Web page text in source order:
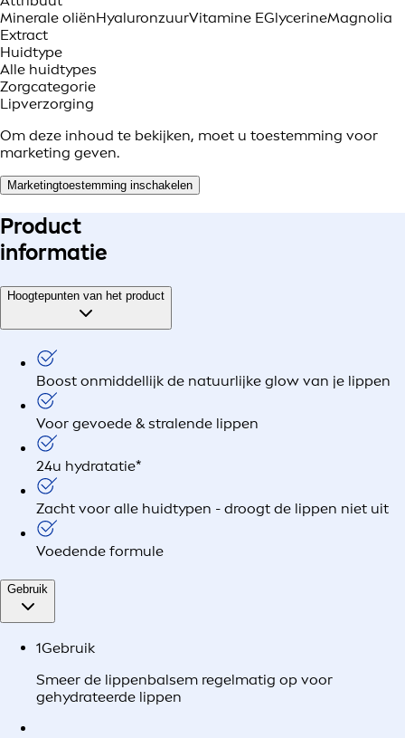
Minerale oliënHyaluronzuurVitamine EGlycerineMagnolia
Extract
Huidtype
Alle huidtypes
Zorgcategorie
Lipverzorging
Om deze inhoud te bekijken, moet u toestemming voor
marketing geven.
Marketingtoestemming inschakelen
Product
informatie
Hoogtepunten van het product
Boost onmiddellijk de natuurlijke glow van je lippen
Voor gevoede & stralende lippen
24u hydratatie*
Zacht voor alle huidtypen - droogt de lippen niet uit
Voedende formule
Gebruik
1Gebruik
Smeer de lippenbalsem regelmatig op voor
gehydrateerde lippen